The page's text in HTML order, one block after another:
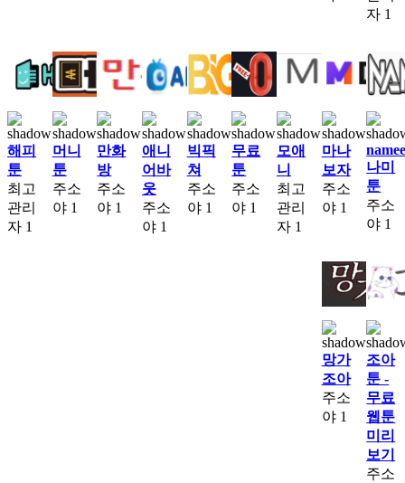
자 1
해피
툰
최고
관리
자 1
머니
툰
주소
야 1
만화
방
주소
야 1
애니
어바
웃
주소
야 1
빅픽
쳐
주소
야 1
무료
툰
주소
야 1
모애
니
최고
관리
자 1
마나
보자
주소
야 1
나미
툰
주소
야 1
망가
조아
주소
야 1
조아
툰 -
무료
웹툰
미리
보기
주소